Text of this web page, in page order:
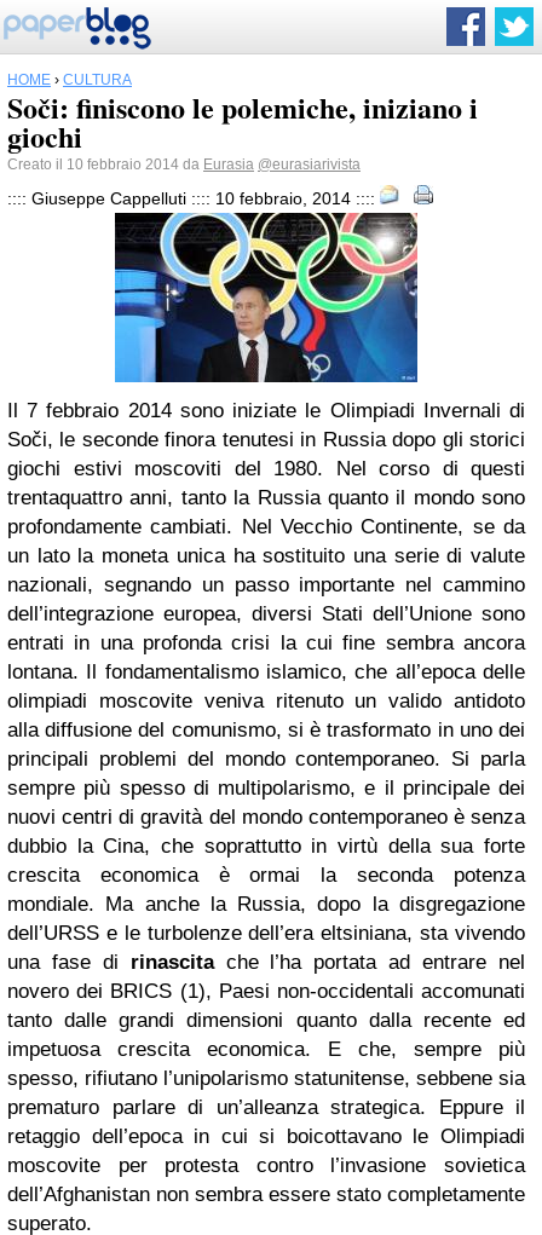
HOME › CULTURA
Soči: finiscono le polemiche, iniziano i
giochi
Creato il 10 febbraio 2014 da Eurasia @eurasiarivista
:::: Giuseppe Cappelluti :::: 10 febbraio, 2014 ::::
Il 7 febbraio 2014 sono iniziate le Olimpiadi Invernali di
Soči, le seconde finora tenutesi in Russia dopo gli storici
giochi estivi moscoviti del 1980. Nel corso di questi
trentaquattro anni, tanto la Russia quanto il mondo sono
profondamente cambiati. Nel Vecchio Continente, se da
un lato la moneta unica ha sostituito una serie di valute
nazionali, segnando un passo importante nel cammino
dell’integrazione europea, diversi Stati dell’Unione sono
entrati in una profonda crisi la cui fine sembra ancora
lontana. Il fondamentalismo islamico, che all’epoca delle
olimpiadi moscovite veniva ritenuto un valido antidoto
alla diffusione del comunismo, si è trasformato in uno dei
principali problemi del mondo contemporaneo. Si parla
sempre più spesso di multipolarismo, e il principale dei
nuovi centri di gravità del mondo contemporaneo è senza
dubbio la Cina, che soprattutto in virtù della sua forte
crescita economica è ormai la seconda potenza
mondiale. Ma anche la Russia, dopo la disgregazione
dell’URSS e le turbolenze dell’era eltsiniana, sta vivendo
una fase di rinascitache l’ha portata ad entrare nel
novero dei BRICS (1), Paesi non-occidentali accomunati
tanto dalle grandi dimensioni quanto dalla recente ed
impetuosa crescita economica. E che, sempre più
spesso, rifiutano l’unipolarismo statunitense, sebbene sia
prematuro parlare di un’alleanza strategica. Eppure il
retaggio dell’epoca in cui si boicottavano le Olimpiadi
moscovite per protesta contro l’invasione sovietica
dell’Afghanistan non sembra essere stato completamente
superato.